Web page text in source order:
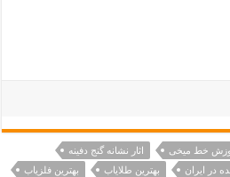
خط میخی
اثار نشانه گنج دفینه
در ایران بهترین طلایاب
بهترین فلزیاب